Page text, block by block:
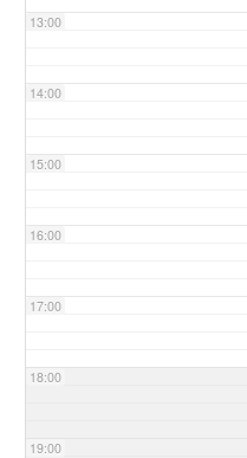
13:00
14:00
15:00
16:00
17:00
18:00
19:00